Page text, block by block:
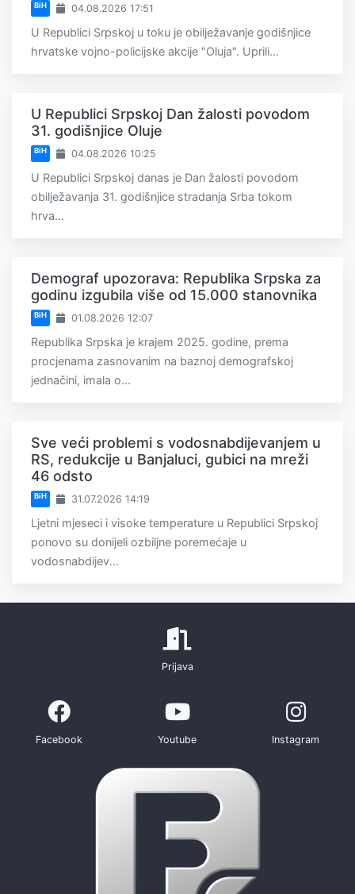
BiH 04.08.2026 17:51
U Republici Srpskoj u toku je obilježavanje godišnjice
hrvatske vojno-policijske akcije "Oluja". Uprili...
U Republici Srpskoj Dan žalosti povodom
31. godišnjice Oluje
BiH 04.08.2026 10:25
U Republici Srpskoj danas je Dan žalosti povodom
obilježavanja 31. godišnjice stradanja Srba tokom
hrva...
Demograf upozorava: Republika Srpska za
godinu izgubila više od 15.000 stanovnika
BiH 01.08.2026 12:07
Republika Srpska je krajem 2025. godine, prema
procjenama zasnovanim na baznoj demografskoj
jednačini, imala o...
Sve veći problemi s vodosnabdijevanjem u
RS, redukcije u Banjaluci, gubici na mreži
46 odsto
BiH 31.07.2026 14:19
Ljetni mjeseci i visoke temperature u Republici Srpskoj
ponovo su donijeli ozbiljne poremećaje u
vodosnabdijev...
Prijava
Facebook Youtube Instagram